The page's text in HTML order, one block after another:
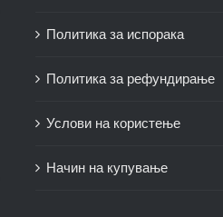
Политика за испорака
Политика за рефундирање
Услови на користење
Начин на купување